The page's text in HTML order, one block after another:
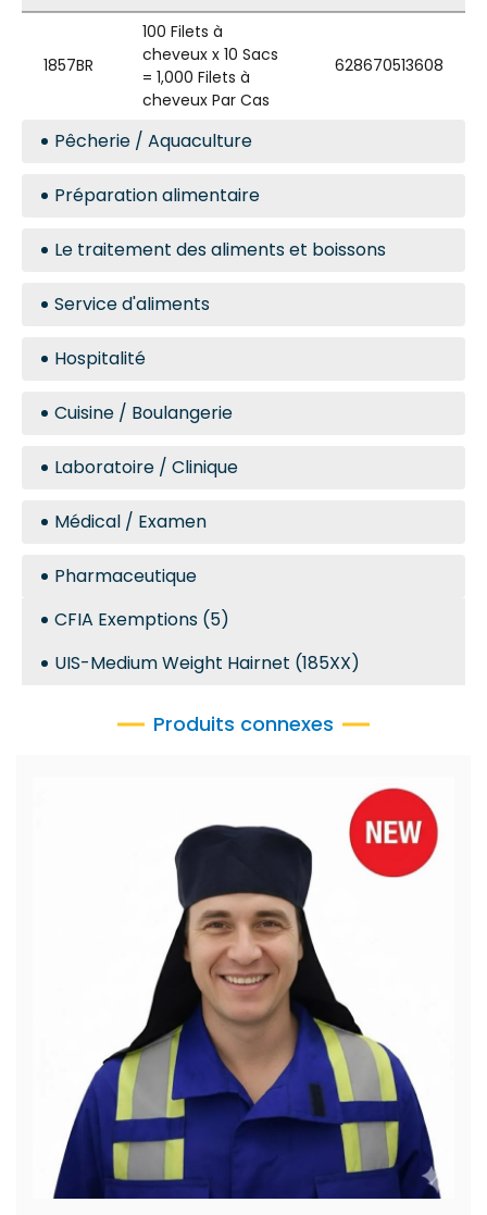
1857BR
100 Filets à
cheveux x 10 Sacs
= 1,000 Filets à
cheveux Par Cas
628670513608
Pêcherie / Aquaculture
Préparation alimentaire
Le traitement des aliments et boissons
Service d'aliments
Hospitalité
Cuisine / Boulangerie
Laboratoire / Clinique
Médical / Examen
Pharmaceutique
CFIA Exemptions (5)
UIS-Medium Weight Hairnet (185XX)
Produits connexes